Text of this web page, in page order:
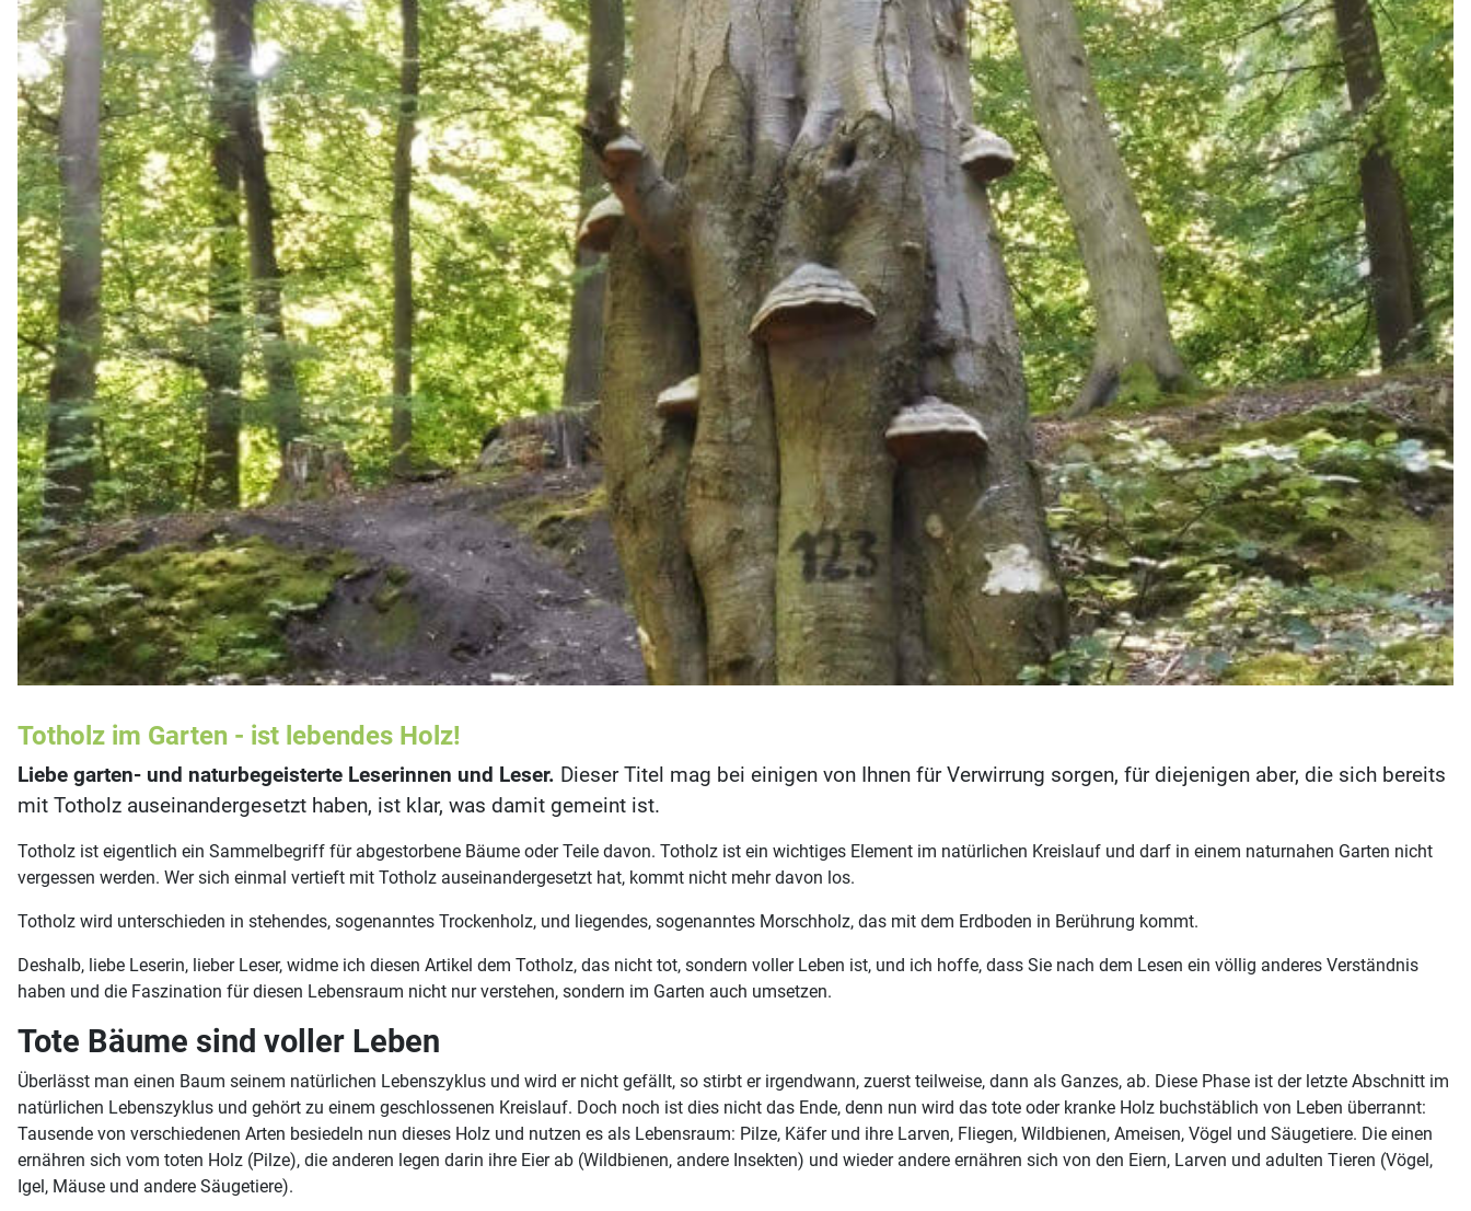
Totholz im Garten - ist lebendes Holz!
Liebe garten- und naturbegeisterte Leserinnen und Leser. Dieser Titel mag bei einigen von Ihnen für Verwirrung sorgen, für diejenigen aber, die sich bereits
mit Totholz auseinandergesetzt haben, ist klar, was damit gemeint ist.
Totholz ist eigentlich ein Sammelbegriff für abgestorbene Bäume oder Teile davon. Totholz ist ein wichtiges Element im natürlichen Kreislauf und darf in einem naturnahen Garten nicht
vergessen werden. Wer sich einmal vertieft mit Totholz auseinandergesetzt hat, kommt nicht mehr davon los.
Totholz wird unterschieden in stehendes, sogenanntes Trockenholz, und liegendes, sogenanntes Morschholz, das mit dem Erdboden in Berührung kommt.
Deshalb, liebe Leserin, lieber Leser, widme ich diesen Artikel dem Totholz, das nicht tot, sondern voller Leben ist, und ich hoffe, dass Sie nach dem Lesen ein völlig anderes Verständnis
haben und die Faszination für diesen Lebensraum nicht nur verstehen, sondern im Garten auch umsetzen.
Tote Bäume sind voller Leben
Überlässt man einen Baum seinem natürlichen Lebenszyklus und wird er nicht gefällt, so stirbt er irgendwann, zuerst teilweise, dann als Ganzes, ab. Diese Phase ist der letzte Abschnitt im
natürlichen Lebenszyklus und gehört zu einem geschlossenen Kreislauf. Doch noch ist dies nicht das Ende, denn nun wird das tote oder kranke Holz buchstäblich von Leben überrannt:
Tausende von verschiedenen Arten besiedeln nun dieses Holz und nutzen es als Lebensraum: Pilze, Käfer und ihre Larven, Fliegen, Wildbienen, Ameisen, Vögel und Säugetiere. Die einen
ernähren sich vom toten Holz (Pilze), die anderen legen darin ihre Eier ab (Wildbienen, andere Insekten) und wieder andere ernähren sich von den Eiern, Larven und adulten Tieren (Vögel,
Igel, Mäuse und andere Säugetiere).